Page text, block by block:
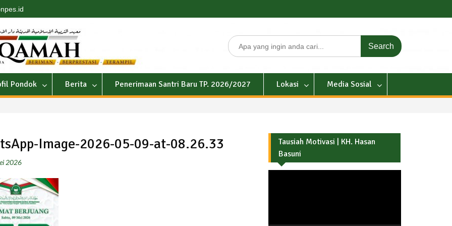
Search
for:
Pondok Berita Penerimaan Santri Baru TP. 2026/2027 Lokasi Media Sosial
Image-2026-05-09-at-08.26.33
2026
Tausiah Motivasi | KH. Hasan
Basuni